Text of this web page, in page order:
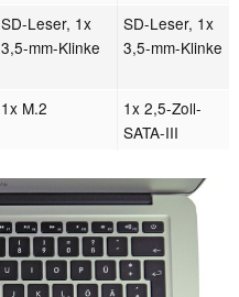
SD-Leser, 1x
3,5-mm-Klinke
SD-Leser, 1x
3,5-mm-Klinke
1x M.2
1x 2,5-Zoll-
SATA-III